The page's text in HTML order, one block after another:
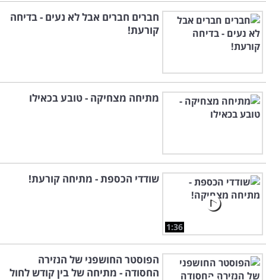
חברים חברים אבל לא נעים - בדיחה
קורעת!
מתיחה מצחיקה - טובע בכאילו
1:36
שודדי הכספת - מתיחה קורעת!
הפוסטר החושפני של הנזירה
החסודה - מתיחה של בין קודש לחול